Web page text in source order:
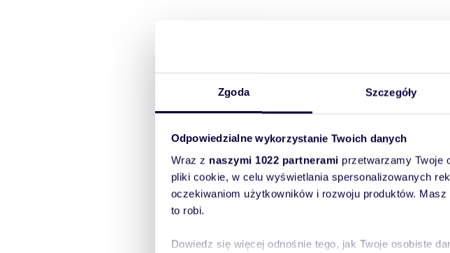
Zgoda Szczegóły
Odpowiedzialne wykorzystanie Twoich danych
Wraz z naszymi 1022 partnerami przetwarzamy Twoje
pliki cookie, w celu wyświetlania spersonalizowanych
oczekiwaniom użytkowników i rozwoju produktów.
to robi.
Dowiedz się więcej odnośnie tego, jak Twoje osobiste